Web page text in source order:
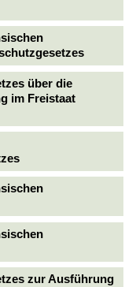
über die
im Freistaat
zur Ausführung